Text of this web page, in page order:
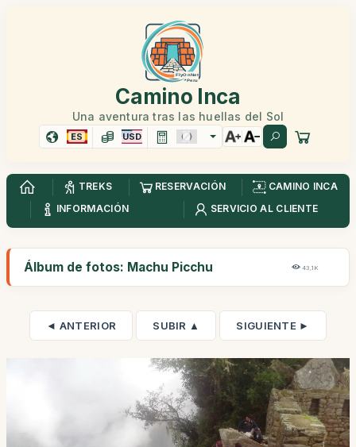
Camino Inca
Una aventura tras las huellas del Sol
ES USD
TREKS RESERVACIÓN
CAMINO INCA
INFORMACIÓN
SERVICIO AL CLIENTE
Álbum de fotos: Machu Picchu 43,1K
◄ ANTERIOR SUBIR ▲ SIGUIENTE ►